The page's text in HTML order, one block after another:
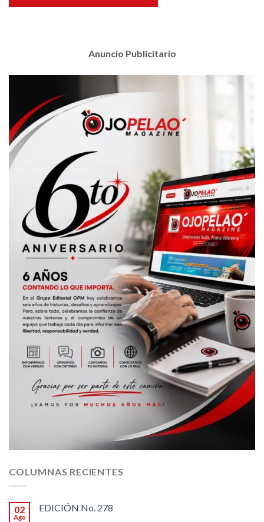
Anuncio Publicitario
COLUMNAS RECIENTES
02
Ago
EDICIÓN No. 278